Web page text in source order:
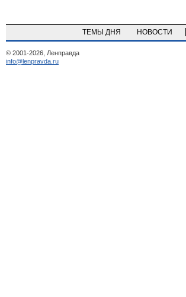
ТЕМЫ ДНЯ НОВОСТИ
© 2001-2026, Ленправда
info@lenpravda.ru